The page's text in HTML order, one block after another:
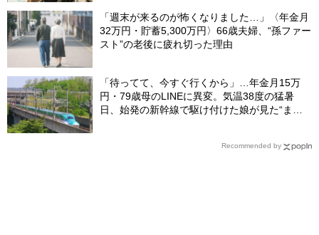
「週末が来るのが怖くなりました…」〈年金月
32万円・貯蓄5,300万円〉66歳夫婦、“孫ファー
スト”の老後に疲れ切った理由
「待ってて、今すぐ行くから」…年金月15万
円・79歳母のLINEに異変。気温38度の猛暑
日、始発の新幹線で駆け付けた娘が見た“まさ
Recommended by